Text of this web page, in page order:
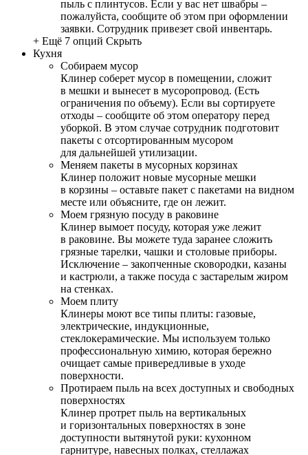
пыль с плинтусов. Если у вас нет швабры –
пожалуйста, сообщите об этом при оформлении
заявки. Сотрудник привезет свой инвентарь.
+ Ещё 7 опций Скрыть
Кухня
Собираем мусор
Клинер соберет мусор в помещении, сложит
в мешки и вынесет в мусоропровод. (Есть
ограничения по объему). Если вы сортируете
отходы – сообщите об этом оператору перед
уборкой. В этом случае сотрудник подготовит
пакеты с отсортированным мусором
для дальнейшей утилизации.
Меняем пакеты в мусорных корзинах
Клинер положит новые мусорные мешки
в корзины – оставьте пакет с пакетами на видном
месте или объясните, где он лежит.
Моем грязную посуду в раковине
Клинер вымоет посуду, которая уже лежит
в раковине. Вы можете туда заранее сложить
грязные тарелки, чашки и столовые приборы.
Исключение – закопченные сковородки, казаны
и кастрюли, а также посуда с застарелым жиром
на стенках.
Моем плиту
Клинеры моют все типы плиты: газовые,
электрические, индукционные,
стеклокерамические. Мы используем только
профессиональную химию, которая бережно
очищает самые привередливые в уходе
поверхности.
Протираем пыль на всех доступных и свободных
поверхностях
Клинер протрет пыль на вертикальных
и горизонтальных поверхностях в зоне
доступности вытянутой руки: кухонном
гарнитуре, навесных полках, стеллажах